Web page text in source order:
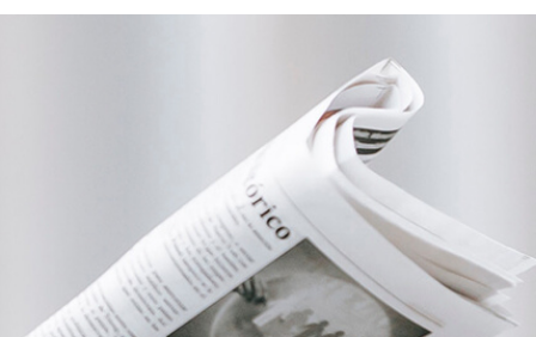
PERSONAL LABORAL
COMLL
SALUD Y APOYO AL
AGENCIA DE
VIDA
PROFESIONAL
OFERTAS Y
TRANSPARENCIA
TRÁMITES CONSULTA
MÉDICA